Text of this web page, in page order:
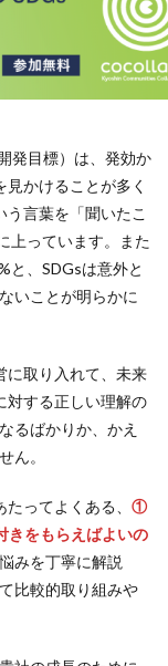
発目標）は、発効か
かけることが多く
言葉を「聞いたこ
上っています。また
と、SDGsは意外と
いことが明らかに
に取り入れて、未来
対する正しい理解の
るばかりか、かえ
ん。
ってよくある、 ①
きをもらえばよいの
みを丁寧に解説
比較的取り組みや
BCP
CO2
Co2排出量
DTP
HAMARU